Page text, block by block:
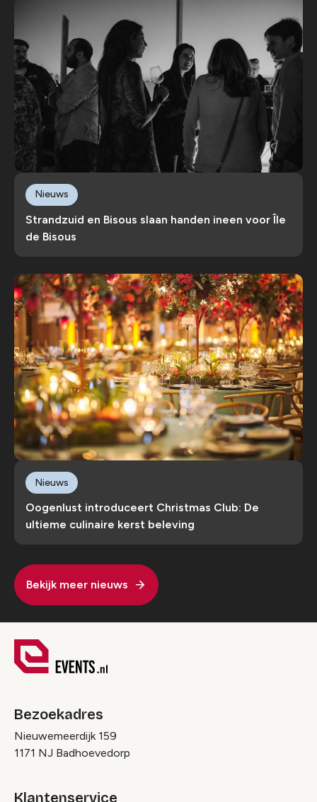
Strandzuid en Bisous slaan handen ineen voor Île
de Bisous
Nieuws
Oogenlust introduceert Christmas Club: De
ultieme culinaire kerst beleving
Nieuws
Bekijk meer nieuws
Bezoekadres
Nieuwemeerdijk 159
1171 NJ Badhoevedorp
Klantenservice